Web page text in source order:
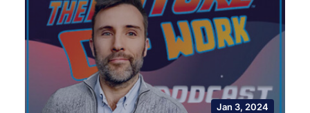
Jan 3, 2024